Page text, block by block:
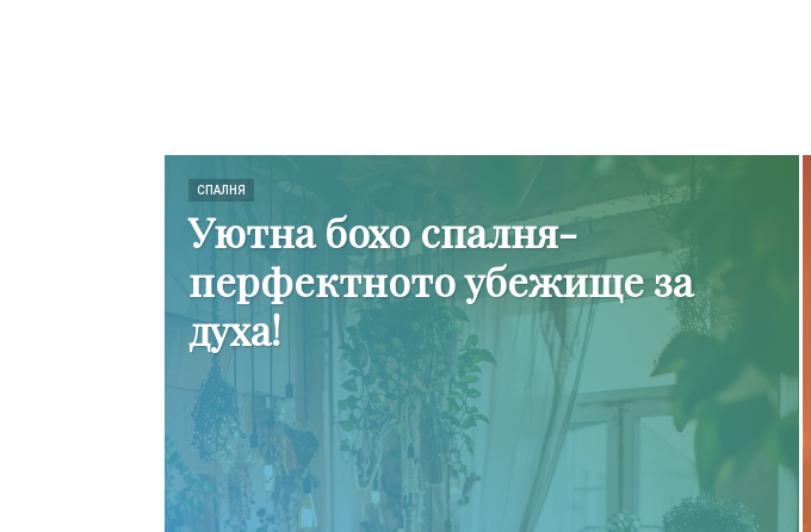
СПАЛНЯ
Уютна бохо спалня-
перфектното убежище за
духа!